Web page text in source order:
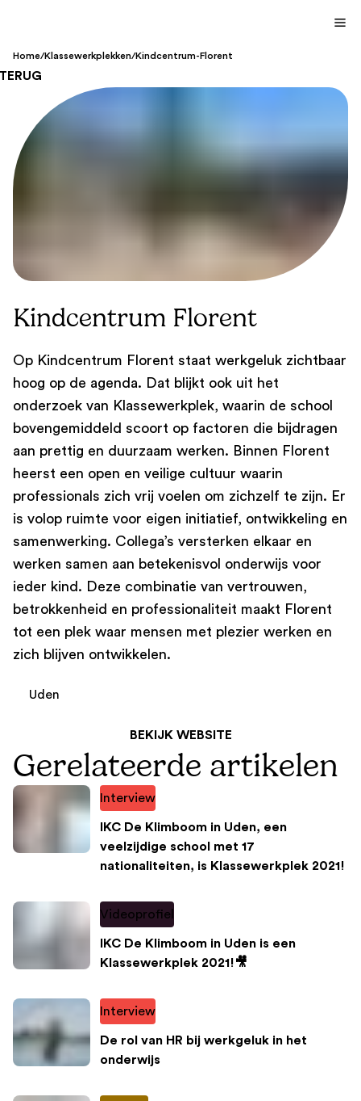
Home/Klassewerkplekken/Kindcentrum-Florent
Kindcentrum Florent
Op Kindcentrum Florent staat werkgeluk zichtbaar
hoog op de agenda. Dat blijkt ook uit het
onderzoek van Klassewerkplek, waarin de school
bovengemiddeld scoort op factoren die bijdragen
aan prettig en duurzaam werken. Binnen Florent
heerst een open en veilige cultuur waarin
professionals zich vrij voelen om zichzelf te zijn. Er
is volop ruimte voor eigen initiatief, ontwikkeling en
samenwerking. Collega’s versterken elkaar en
werken samen aan betekenisvol onderwijs voor
ieder kind. Deze combinatie van vertrouwen,
betrokkenheid en professionaliteit maakt Florent
tot een plek waar mensen met plezier werken en
zich blijven ontwikkelen.
Uden
BEKIJK WEBSITE
Gerelateerde artikelen
Interview
IKC De Klimboom in Uden, een
veelzijdige school met 17
nationaliteiten, is Klassewerkplek 2021!
Videoprofiel
IKC De Klimboom in Uden is een
Klassewerkplek 2021!🎥
Interview
De rol van HR bij werkgeluk in het
onderwijs